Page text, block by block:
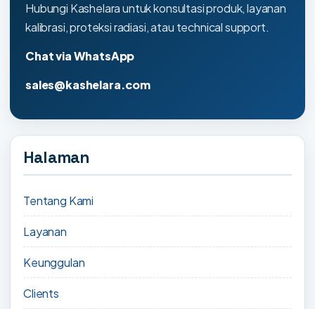
Hubungi Kashelara untuk konsultasi produk, layanan
kalibrasi, proteksi radiasi, atau technical support.
Chat via WhatsApp
sales@kashelara.com
Halaman
Tentang Kami
Layanan
Keunggulan
Clients